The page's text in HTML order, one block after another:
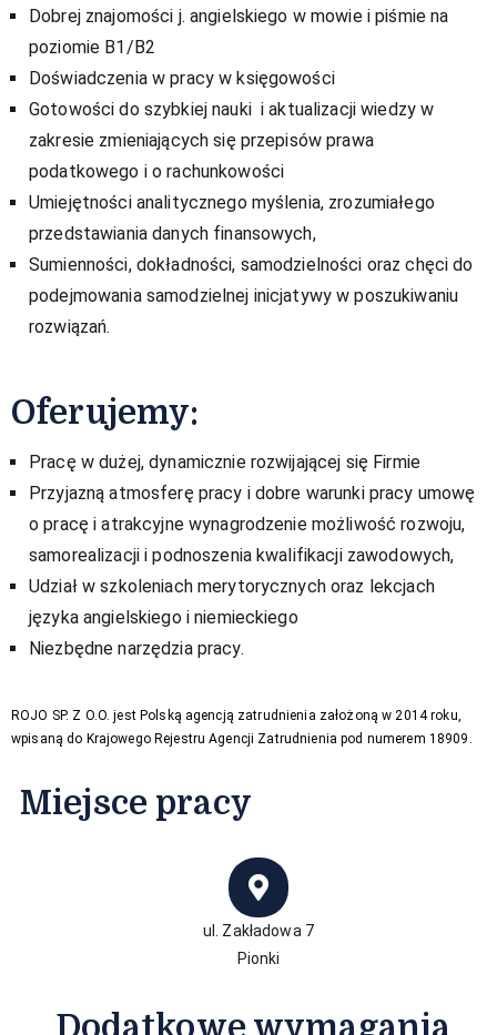
Dobrej znajomości j. angielskiego w mowie i piśmie na
poziomie B1/B2
Doświadczenia w pracy w księgowości
Gotowości do szybkiej nauki i aktualizacji wiedzy w
zakresie zmieniających się przepisów prawa
podatkowego i o rachunkowości
Umiejętności analitycznego myślenia, zrozumiałego
przedstawiania danych finansowych,
Sumienności, dokładności, samodzielności oraz chęci do
podejmowania samodzielnej inicjatywy w poszukiwaniu
rozwiązań.
Oferujemy:
Pracę w dużej, dynamicznie rozwijającej się Firmie
Przyjazną atmosferę pracy i dobre warunki pracy umowę
o pracę i atrakcyjne wynagrodzenie możliwość rozwoju,
samorealizacji i podnoszenia kwalifikacji zawodowych,
Udział w szkoleniach merytorycznych oraz lekcjach
języka angielskiego i niemieckiego
Niezbędne narzędzia pracy.
ROJO SP. Z O.O. jest Polską agencją zatrudnienia założoną w 2014 roku,
wpisaną do Krajowego Rejestru Agencji Zatrudnienia pod numerem 18909.
Miejsce pracy​
ul. Zakładowa 7
Pionki
Dodatkowe wymagania